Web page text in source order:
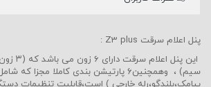
پنل اعلام سرقت Z3 plus :
سیم) ، وهمچنین۶ پارتیشن بندی کاملا مجزا
پیامک،بلندگو،رله خارجی ) است،قابلیت تنظیمات